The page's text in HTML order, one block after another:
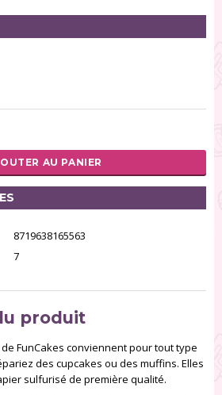
AU PANIER
8719638165563
7
produit
FunCakes conviennent pour tout type
des cupcakes ou des muffins. Elles
sulfurisé de première qualité.